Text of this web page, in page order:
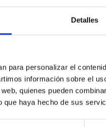
Detalles
para personalizar el
información sobre el
quienes pueden
que haya hecho de sus
hacerlo desde la Tierra
y, así, observamos más
porque la calidad de
prometedor.
de las estrellas midiendo
se asumía con
interior puede ser más
estrella. La rotación